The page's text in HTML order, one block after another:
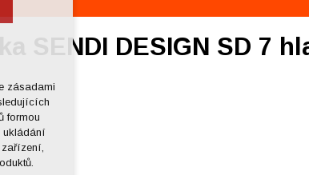
SENDI DESIGN SD 7
apod.
zásadami
formou
ukládání